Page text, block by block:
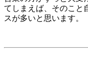
てしまえば、そのこと
スが多いと思います。